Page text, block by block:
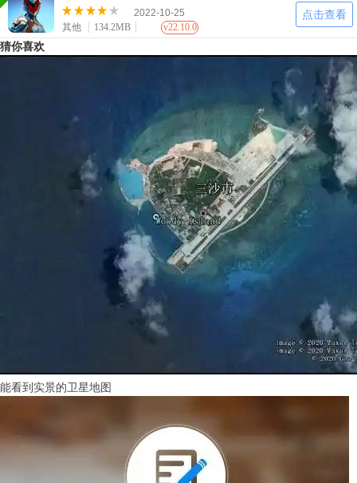
2022-10-25
其他
134.2MB v22.10.0
点击查看
猜你喜欢
能看到实景的卫星地图